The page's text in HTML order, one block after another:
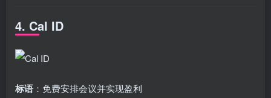
4. Cal ID
标语 ：免费安排会议并实现盈利